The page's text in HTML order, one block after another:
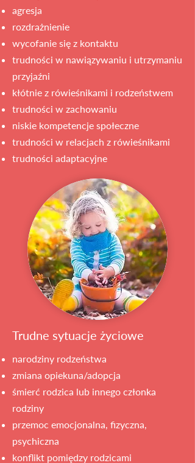
agresja
rozdrażnienie
wycofanie się z kontaktu
trudności w nawiązywaniu i utrzymaniu
przyjaźni
kłótnie z rówieśnikami i rodzeństwem
trudności w zachowaniu
niskie kompetencje społeczne
trudności w relacjach z rówieśnikami
trudności adaptacyjne
Trudne sytuacje życiowe
narodziny rodzeństwa
zmiana opiekuna/adopcja
śmierć rodzica lub innego członka
rodziny
przemoc emocjonalna, fizyczna,
psychiczna
konflikt pomiędzy rodzicami